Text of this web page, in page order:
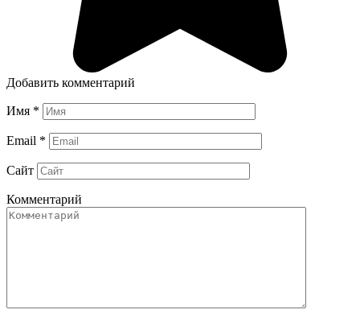
Добавить комментарий
Имя *
Email *
Сайт
Комментарий